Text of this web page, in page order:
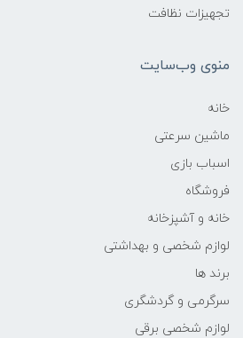
تجهیزات نظافت
منوی وب‌سایت
خانه
ماشین سرعتی
اسباب بازی
فروشگاه
خانه و آشپزخانه
لوازم شخصی و بهداشتی
برند ها
سرگرمی و گردشگری
لوازم شخصی برقی